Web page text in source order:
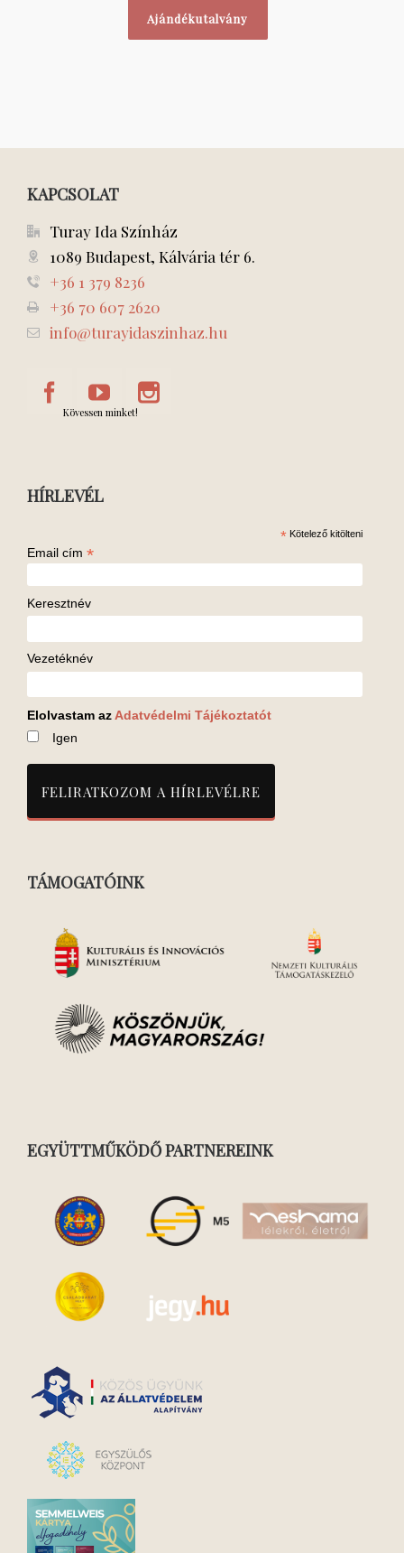
Ajándékutalvány
KAPCSOLAT
Turay Ida Színház
1089 Budapest, Kálvária tér 6.
+36 1 379 8236
+36 70 607 2620
info@turayidaszinhaz.hu
Kövessen minket!
HÍRLEVÉL
* Kötelező kitölteni
Email cím *
Keresztnév
Vezetéknév
Elolvastam az Adatvédelmi Tájékoztatót
Igen
TÁMOGATÓINK
EGYÜTTMŰKÖDŐ PARTNEREINK